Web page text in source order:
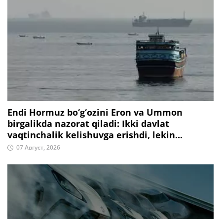
Endi Hormuz bo‘g‘ozini Eron va Ummon
birgalikda nazorat qiladi: Ikki davlat
vaqtinchalik kelishuvga erishdi, lekin...
07 Август, 2026